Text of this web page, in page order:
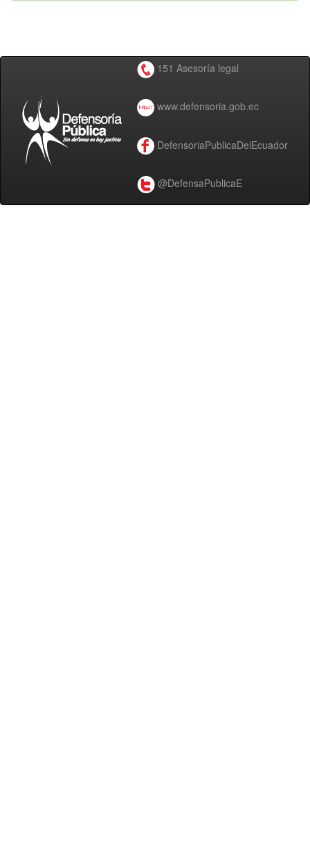
151 Asesoría legal
www.defensoria.gob.ec
DefensoriaPublicaDelEcuador
@DefensaPublicaE